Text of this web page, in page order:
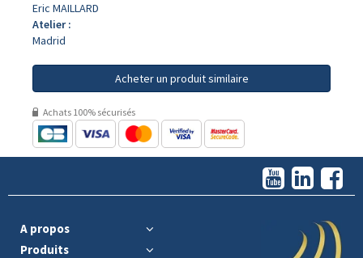
Eric MAILLARD
Atelier :
Madrid
Acheter un produit similaire
Achats 100% sécurisés
A propos
Produits